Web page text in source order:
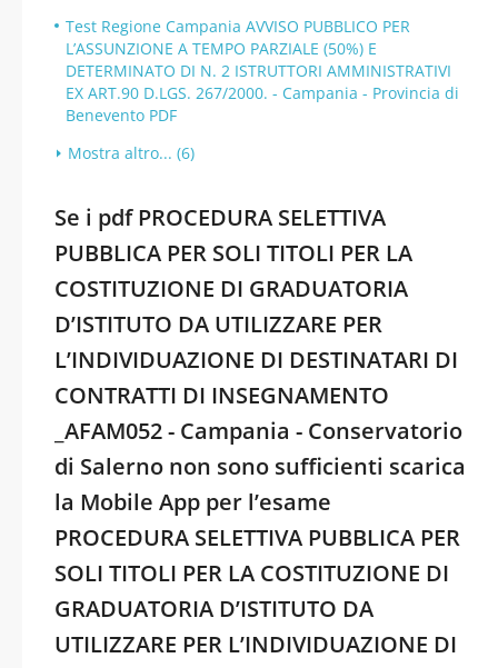
Test Regione Campania AVVISO PUBBLICO PER
L’ASSUNZIONE A TEMPO PARZIALE (50%) E
DETERMINATO DI N. 2 ISTRUTTORI AMMINISTRATIVI
EX ART.90 D.LGS. 267/2000. - Campania - Provincia di
Benevento PDF
Mostra altro... (6)
Se i pdf PROCEDURA SELETTIVA
PUBBLICA PER SOLI TITOLI PER LA
COSTITUZIONE DI GRADUATORIA
D’ISTITUTO DA UTILIZZARE PER
L’INDIVIDUAZIONE DI DESTINATARI DI
CONTRATTI DI INSEGNAMENTO
_AFAM052 - Campania - Conservatorio
di Salerno non sono sufficienti scarica
la Mobile App per l’esame
PROCEDURA SELETTIVA PUBBLICA PER
SOLI TITOLI PER LA COSTITUZIONE DI
GRADUATORIA D’ISTITUTO DA
UTILIZZARE PER L’INDIVIDUAZIONE DI